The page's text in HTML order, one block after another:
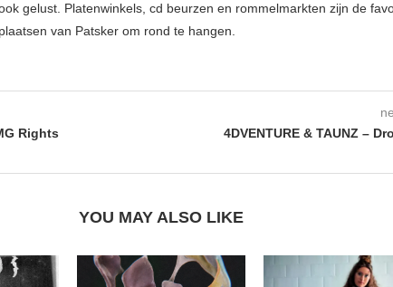
gelust. Platenwinkels, cd beurzen en rommelmarkten zijn de
plaatsen van Patsker om rond te hangen.
Rights
4DVENTURE & TAUNZ –
YOU MAY ALSO LIKE